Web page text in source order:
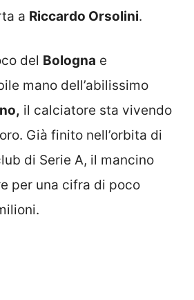
a Riccardo Orsolini.
del Bologna e
mano dell’abilissimo
il calciatore sta vivendo
Già finito nell’orbita di
di Serie A, il mancino
per una cifra di poco